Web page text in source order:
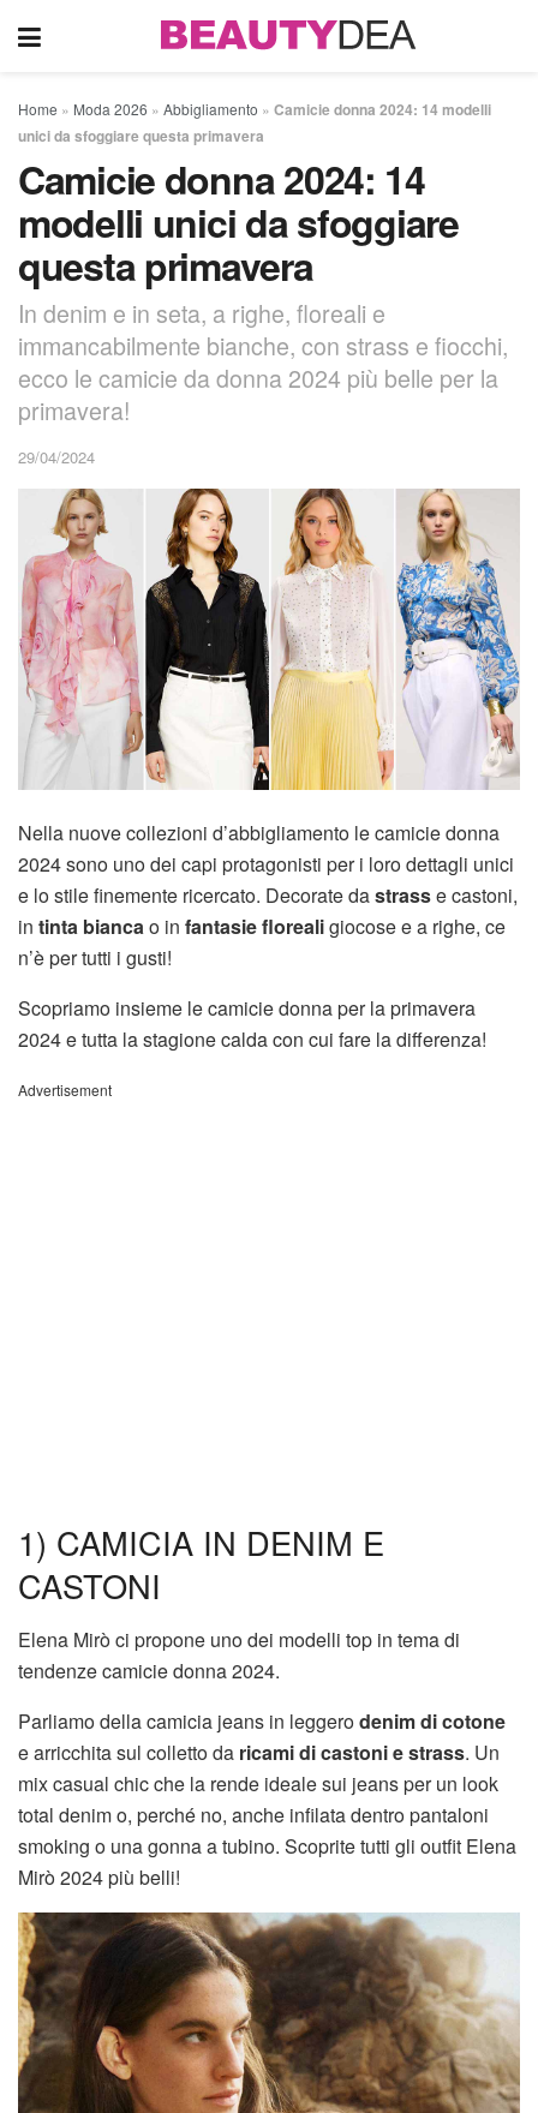
Home » Moda 2026 » Abbigliamento » Camicie donna 2024: 14 modelli
unici da sfoggiare questa primavera
Camicie donna 2024: 14
modelli unici da sfoggiare
questa primavera
In denim e in seta, a righe, floreali e
immancabilmente bianche, con strass e fiocchi,
ecco le camicie da donna 2024 più belle per la
primavera!
29/04/2024
Nella nuove collezioni d’abbigliamento le camicie donna
2024 sono uno dei capi protagonisti per i loro dettagli unici
e lo stile finemente ricercato. Decorate dastrasse castoni,
in tinta bianca o in fantasie florealigiocose e a righe, ce
n’è per tutti i gusti!
Scopriamo insieme le camicie donna per la primavera
2024 e tutta la stagione calda con cui fare la differenza!
Advertisement
1) CAMICIA IN DENIM E
CASTONI
Elena Mirò ci propone uno dei modelli top in tema di
tendenze camicie donna 2024.
Parliamo della camicia jeans in leggerodenim di cotone
e arricchita sul colletto da ricami di castoni e strass. Un
mix casual chic che la rende ideale sui jeans per un look
total denim o, perché no, anche infilata dentro pantaloni
smoking o una gonna a tubino. Scoprite tutti gli outfit Elena
Mirò 2024 più belli!